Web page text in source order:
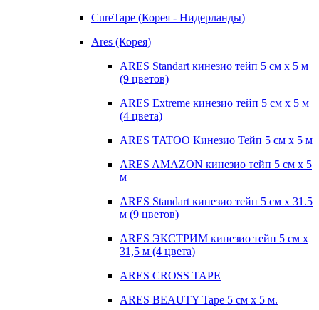
CureTape (Корея - Нидерланды)
Ares (Корея)
ARES Standart кинезио тейп 5 см х 5 м
(9 цветов)
ARES Extreme кинезио тейп 5 см х 5 м
(4 цвета)
ARES TATOO Кинезио Тейп 5 см х 5 м
ARES AMAZON кинезио тейп 5 см х 5
м
ARES Standart кинезио тейп 5 см х 31.5
м (9 цветов)
ARES ЭКСТРИМ кинезио тейп 5 см х
31,5 м (4 цвета)
ARES CROSS TAPE
ARES BEAUTY Tape 5 см х 5 м.